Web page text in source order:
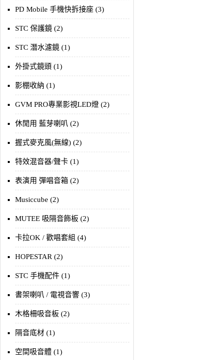
PD Mobile 手機快拆接座 (3)
STC 保護鏡 (2)
STC 潛水濾鏡 (1)
外掛式鏡頭 (1)
影棚收納 (1)
GVM PRO專業影視LED燈 (2)
休閒用 藍芽喇叭 (2)
握式麥克風(無線) (2)
特效混音器/聲卡 (1)
表演用 彈唱音箱 (2)
Musiccube (2)
MUTEE 吸隔音飾板 (2)
卡拉OK / 歡唱套組 (4)
HOPESTAR (2)
STC 手機配件 (1)
書架喇叭 / 電視音響 (3)
木格柵吸音板 (2)
隔音底材 (1)
空間吸音體 (1)